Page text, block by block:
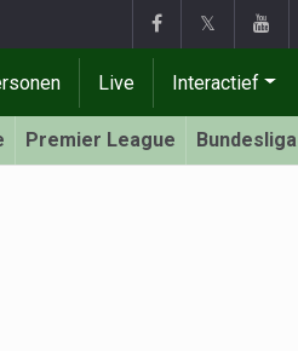
𝕏
Live Interactief
Premier League Bundesliga